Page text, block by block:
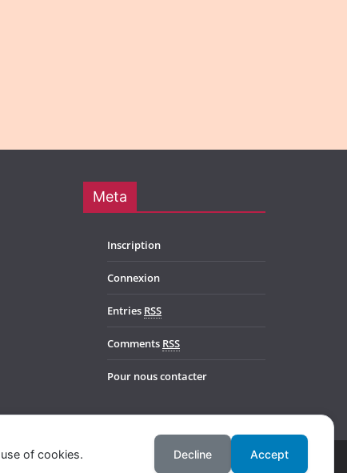
Meta
Inscription
Connexion
Entries RSS
Comments RSS
Pour nous contacter
of cookies. Decline Accept